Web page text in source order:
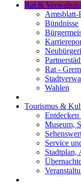
Rat &
Amtsblatt-
Bündnisse
Rat -
Wahlen
Tourismus &
Entdecken
Museum,
Service
Stadtplan,